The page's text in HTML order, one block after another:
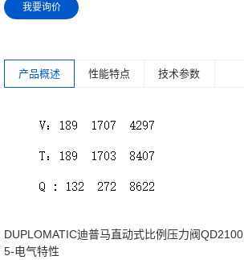
我要询价
产品概述 性能特点 技术参数
DUPLOMATIC迪普马直动式比例压力阀QD2100
5-电气特性